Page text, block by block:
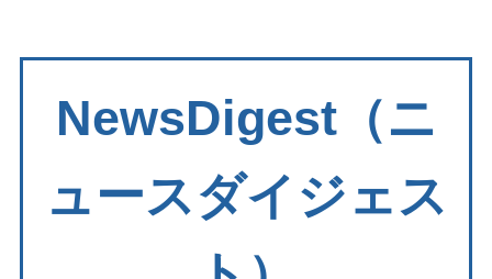
NewsDigest（ニ
ュースダイジェス